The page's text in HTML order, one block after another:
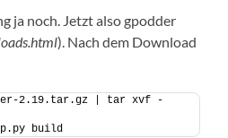
ja noch. Jetzt also gpodder
). Nach dem Download
2.19.tar.gz | tar xvf -
build